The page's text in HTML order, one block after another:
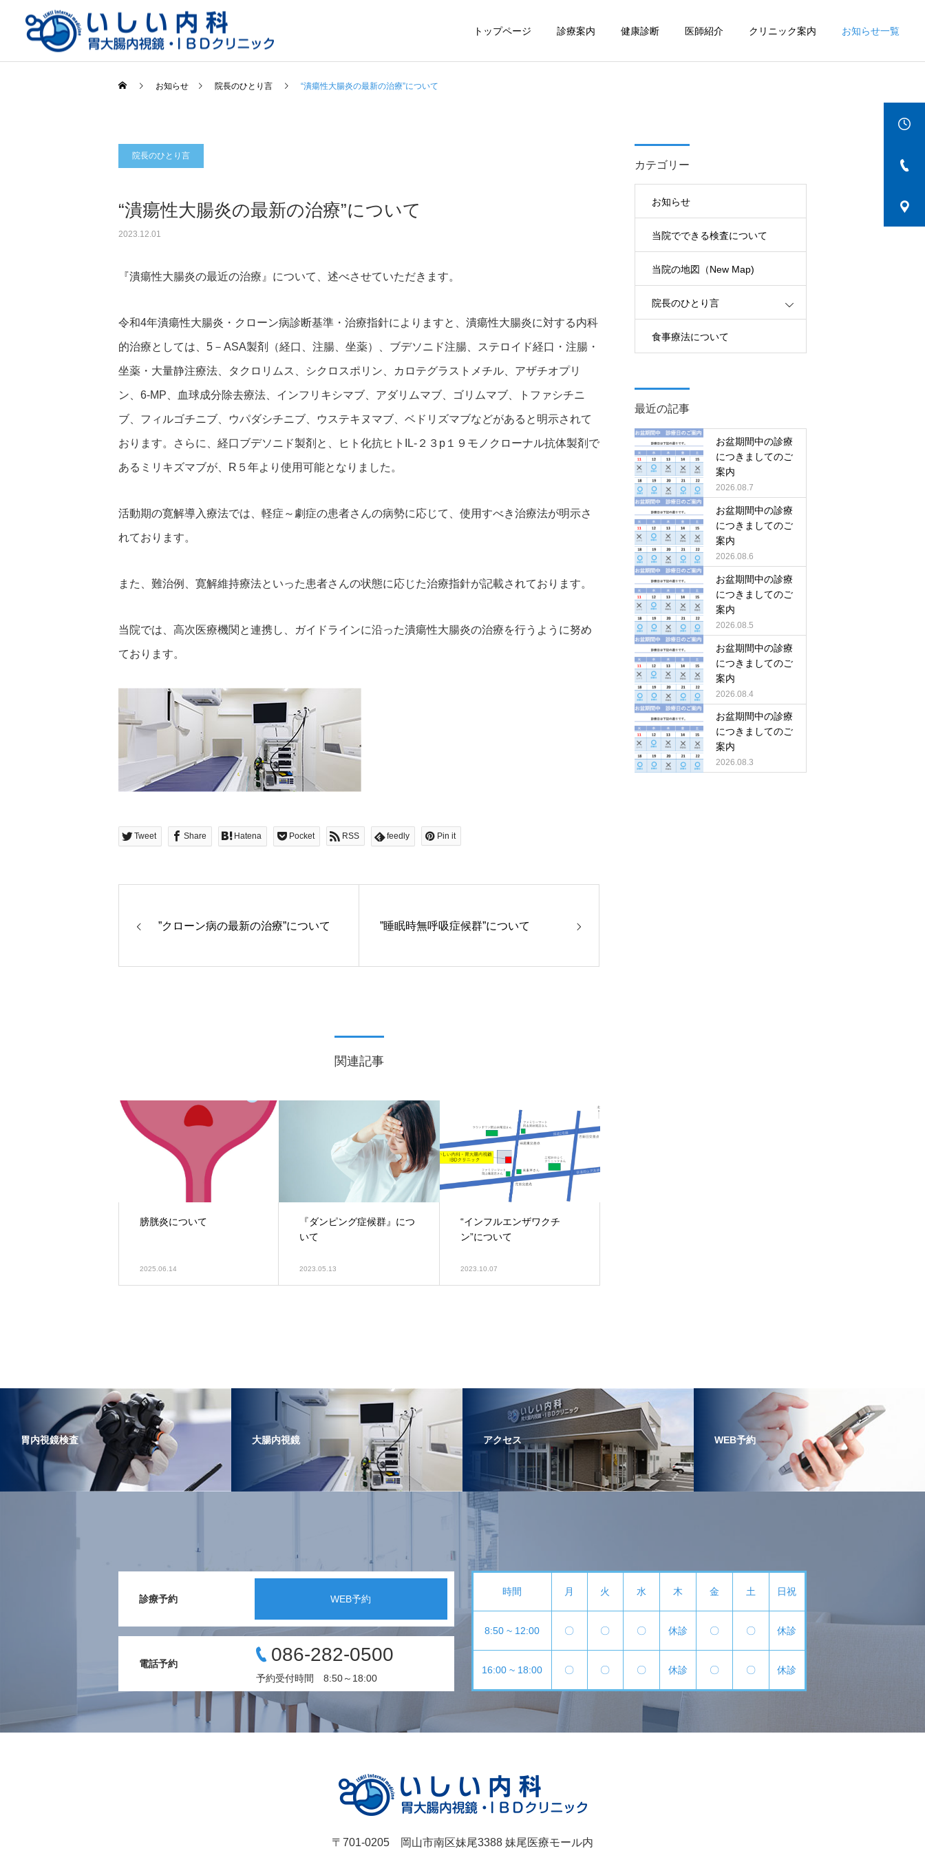
トップページ 診療案内 健康診断 医師紹介 クリニック案内 お知らせ一覧
お知らせ 院長のひとり言 “潰瘍性大腸炎の最新の治療”について
院長のひとり言
“潰瘍性大腸炎の最新の治療”について
2023.12.01
『潰瘍性大腸炎の最近の治療』について、述べさせていただきます。
令和4年潰瘍性大腸炎・クローン病診断基準・治療指針によりますと、潰瘍性大腸炎に対する内科
的治療としては、5－ASA製剤（経口、注腸、坐薬）、ブデソニド注腸、ステロイド経口・注腸・
坐薬・大量静注療法、タクロリムス、シクロスポリン、カロテグラストメチル、アザチオプリ
ン、6-MP、血球成分除去療法、インフリキシマブ、アダリムマブ、ゴリムマブ、トファシチニ
ブ、フィルゴチニブ、ウパダシチニブ、ウステキヌマブ、ベドリズマブなどがあると明示されて
おります。さらに、経口ブデソニド製剤と、ヒト化抗ヒトIL-２３p１９モノクローナル抗体製剤で
あるミリキズマブが、R５年より使用可能となりました。
活動期の寛解導入療法では、軽症～劇症の患者さんの病勢に応じて、使用すべき治療法が明示さ
れております。
また、難治例、寛解維持療法といった患者さんの状態に応じた治療指針が記載されております。
当院では、高次医療機関と連携し、ガイドラインに沿った潰瘍性大腸炎の治療を行うように努め
ております。
Tweet Share Hatena Pocket RSS feedly Pin it
”クローン病の最新の治療”について ”睡眠時無呼吸症候群”について
関連記事
膀胱炎について
2025.06.14
『ダンピング症候群』につ
いて
2023.05.13
“インフルエンザワクチ
ン”について
2023.10.07
カテゴリー
お知らせ
当院でできる検査について
当院の地図（New Map)
院長のひとり言
食事療法について
最近の記事
お盆期間中の診療
につきましてのご
案内
2026.08.7
お盆期間中の診療
につきましてのご
案内
2026.08.6
お盆期間中の診療
につきましてのご
案内
2026.08.5
お盆期間中の診療
につきましてのご
案内
2026.08.4
お盆期間中の診療
につきましてのご
案内
2026.08.3
胃内視鏡検査 大腸内視鏡 アクセス WEB予約
診療予約 WEB予約
電話予約 086-282-0500
予約受付時間 8:50～18:00
時間 月 火 水 木 金 土 日祝
8:50 ~ 12:00 〇 〇 〇 休診 〇 〇 休診
16:00 ~ 18:00 〇 〇 〇 休診 〇 〇 休診
〒701-0205 岡山市南区妹尾3388 妹尾医療モール内